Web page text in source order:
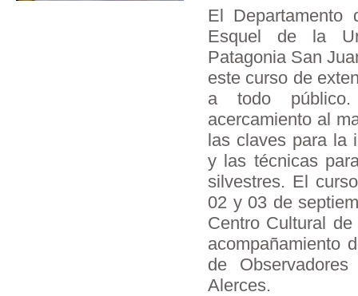
El Departamento
Esquel de la
Patagonia San
este curso de
a todo
acercamiento al
las claves para la
y las técnicas
silvestres. El
02 y 03 de
Centro Cultural
acompañamiento
de
Alerces.